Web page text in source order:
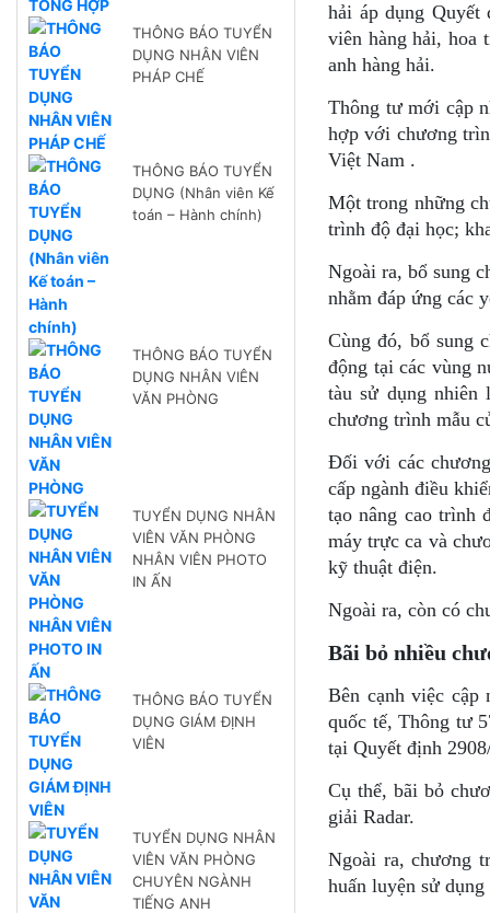
THÔNG BÁO TUYỂN
DỤNG NHÂN VIÊN
PHÁP CHẾ
THÔNG BÁO TUYỂN
DỤNG (Nhân viên Kế
toán – Hành chính)
THÔNG BÁO TUYỂN
DỤNG NHÂN VIÊN
VĂN PHÒNG
TUYỂN DỤNG NHÂN
VIÊN VĂN PHÒNG
NHÂN VIÊN PHOTO
IN ẤN
THÔNG BÁO TUYỂN
DỤNG GIÁM ĐỊNH
VIÊN
TUYỂN DỤNG NHÂN
VIÊN VĂN PHÒNG
CHUYÊN NGÀNH
TIẾNG ANH
hải áp dụng Quyết
viên hàng hải, hoa
anh hàng hải.
Thông tư mới cập
hợp với chương
Việt Nam .
Một trong những
trình độ đại học;
Ngoài ra, bổ sung
nhằm đáp ứng các
Cùng đó, bổ sung
động tại các vùng
tàu sử dụng nhiên
chương trình mẫu
Đối với các
cấp ngành điều
tạo nâng cao trình
máy trực ca và
kỹ thuật điện.
Ngoài ra, còn có
Bãi bỏ nhiều
Bên cạnh việc
quốc tế, Thông tư
tại Quyết định
Cụ thể, bãi bỏ
giải Radar.
Ngoài ra, chương
huấn luyện sử